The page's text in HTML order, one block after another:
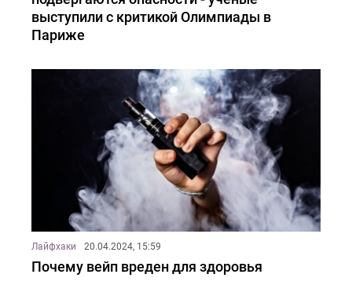
выступили с критикой Олимпиады в
Париже
Лайфхаки 20.04.2024, 15:59
Почему вейп вреден для здоровья